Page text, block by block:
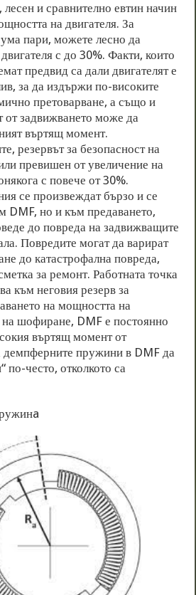
и сравнително евтин начин
на двигателя. За
пари, можете лесно да
с до 30%. Факти, които
предвид са дали двигателят е
за да издържи по-високите
претоварване, а също и
от задвижването може да
въртящ момент.
резервът за безопасност на
превишен от увеличение на
с повече от 30%.
се произвеждат бързо и се
DMF, но и към предаването,
до повреда на задвижващите
Повредите могат да варират
до катастрофална повреда,
за ремонт. Работната точка
към неговия резерв за
на мощността на
шофиране, DMF е постоянно
въртящ момент от
демпферните пружини в DMF да
по-често, отколкото са